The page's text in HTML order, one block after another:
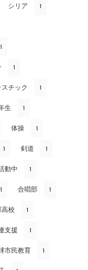
シリア 1
1
1
チック 1
生 1
体操 1
1 剣道 1
動中 1
1 合唱部 1
校 1
支援 1
市民教育 1